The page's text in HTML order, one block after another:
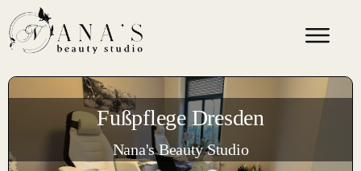
Fußpflege Dresden
Nana's Beauty Studio